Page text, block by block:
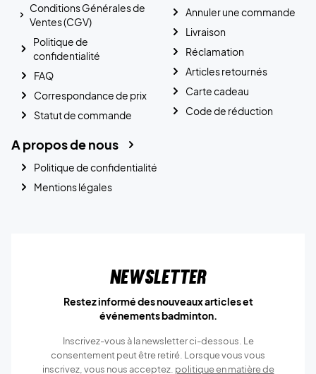
Conditions Générales de
Ventes (CGV)
Politique de
confidentialité
FAQ
Correspondance de prix
Statut de commande
Annuler une commande
Livraison
Réclamation
Articles retournés
Carte cadeau
Code de réduction
A propos de nous
Politique de confidentialité
Mentions légales
Newsletter
Restez informé des nouveaux articles et
événements badminton.
Inscrivez-vous à la newsletter ci-dessous. Le
consentement peut être retiré. Lorsque vous vous
inscrivez, vous nous acceptez. politique en matière de